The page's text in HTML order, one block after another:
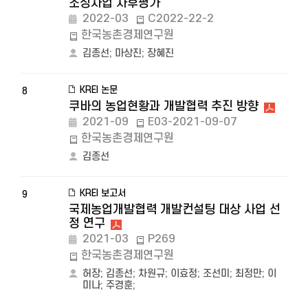
조성사업 사후평가
2022-03
C2022-22-2
한국농촌경제연구원
김종선; 마상진; 장혜진
8 KREI 논문
쿠바의 농업현황과 개발협력 추진 방향
2021-09
E03-2021-09-07
한국농촌경제연구원
김종선
9 KREI 보고서
국제농업개발협력 개발컨설팅 대상 사업 선
정 연구
2021-03
P269
한국농촌경제연구원
허장; 김종선; 차원규; 이효정; 조선미 ; 최정만; 이
미나; 주경훈;